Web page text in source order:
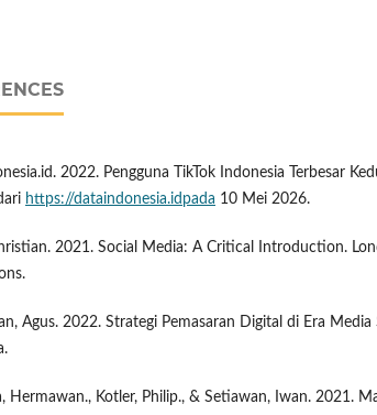
2022. Pengguna TikTok Indonesia Terbesar
https://dataindonesia.idpada 10 Mei 2026.
2021. Social Media: A Critical Introduction.
Agus. 2022. Strategi Pemasaran Digital di Era Media
Hermawan., Kotler, Philip., & Setiawan, Iwan. 2021.